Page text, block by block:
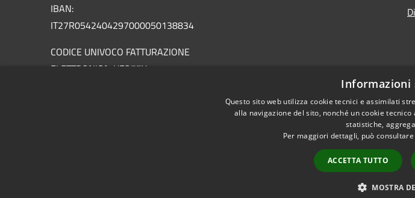
IBAN:
IT27R0542404297000050138834
CODICE UNIVOCO FATTURAZIONE
ELETTRONICA: UFO77X
Informazioni
Questo sito web utilizza cookie tecnici e assimilati
alla navigazione del sito, nonché un cookie
statistiche,
Per maggiori dettagli, può
ACCETTA TUTTO
MOSTRA